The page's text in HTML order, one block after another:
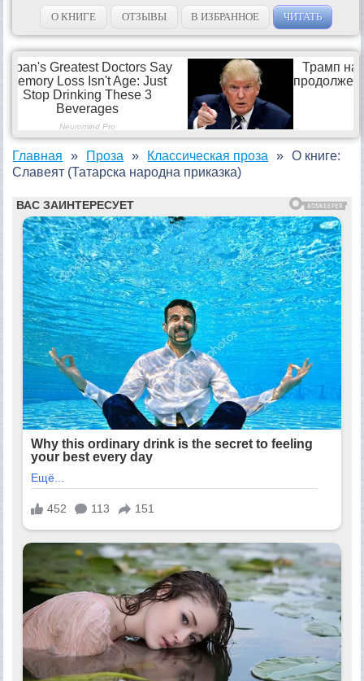
О КНИГЕ ОТЗЫВЫ В ИЗБРАННОЕ ЧИТАТЬ
Главная Проза Классическая проза
О книге:
Славеят (Татарска народна приказка)